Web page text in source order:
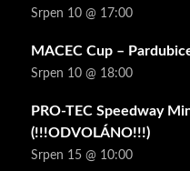
Srpen 10 @ 17:00
MACEC Cup –
Srpen 10 @ 18:00
PRO-TEC Speedway
(!!!ODVOLÁNO!!!)
Srpen 15 @ 10:00